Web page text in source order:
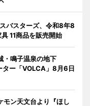
バスターズ、令和8年8
11商品を販売開始
・鳴子温泉の地下
ター「VOLCA」8月6日
モン天文台より『ほし